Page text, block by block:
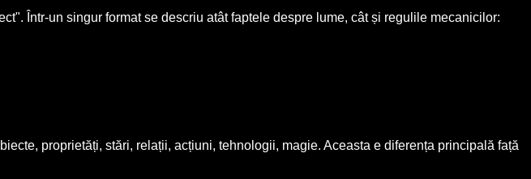
Într-un singur format se descriu atât faptele despre lume, cât și regulile mecanicilor:
proprietăți, stări, relații, acțiuni, tehnologii, magie. Aceasta e diferența principală față